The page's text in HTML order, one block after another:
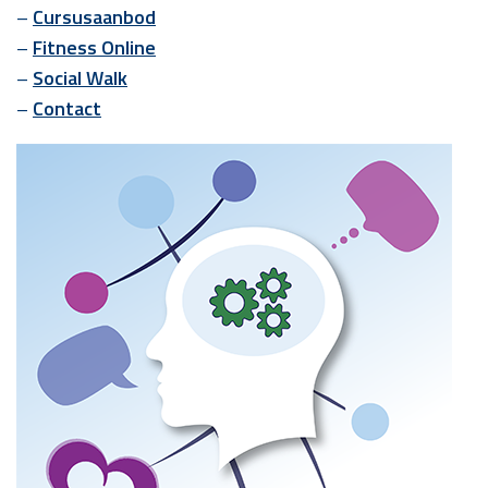
– Cursusaanbod
– Fitness Online
– Social Walk
– Contact